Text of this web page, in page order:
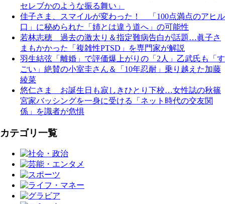
セレブかのような振る舞い」
佳子さま、スマイルが変わった！ 「100点満点のアヒル
口」に秘められた「姉とは違う道へ」の可能性
若林志穂 過去の激太り＆指定難病告白が話題…眞子さ
まもかかった「複雑性PTSD」を専門家が解説
羽生結弦「離婚」で評価爆上がりの「2人」乙武氏も「す
ごい」絶賛の小室圭さん＆「10年忍耐」乗り越えた加藤
綾菜
悠仁さま お誕生日も寂しきひとり下校…女性誌の秋篠
宮家バッシングを一身に受ける「ネット時代の交友関
係」を識者が危惧
カテゴリ一覧